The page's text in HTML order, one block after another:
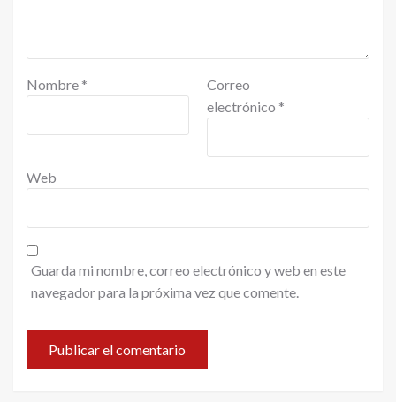
Nombre *
Correo
electrónico *
Web
Guarda mi nombre, correo electrónico y web en este
navegador para la próxima vez que comente.